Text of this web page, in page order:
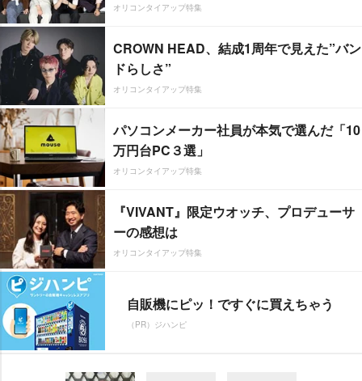
オリコンタイアップ特集
CROWN HEAD、結成1周年で見えた”バン
ドらしさ”
オリコンタイアップ特集
パソコンメーカー社員が本気で選んだ「10
万円台PC３選」
オリコンタイアップ特集
『VIVANT』限定ウオッチ、プロデューサ
ーの感想は
オリコンタイアップ特集
自販機にピッ！ですぐに買えちゃう
（PR）ジハンピ